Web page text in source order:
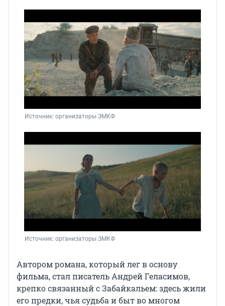
Источник: организаторы ЗМКФ
Источник: организаторы ЗМКФ
Автором романа, который лег в основу
фильма, стал писатель Андрей Геласимов,
крепко связанный с Забайкальем: здесь жили
его предки, чья судьба и быт во многом